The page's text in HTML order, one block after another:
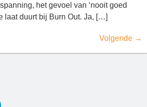
het gevoel van ‘nooit goed
laat duurt bij Burn Out. Ja, […]
Volgende →